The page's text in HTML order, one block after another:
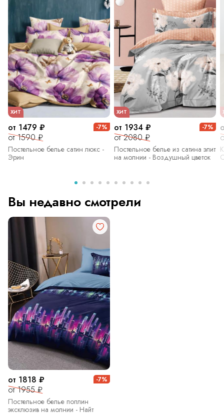
ХИТ
от 1479 ₽
от 1590 ₽
-7%
Постельное белье сатин люкс -
Эрин
ХИТ
от 1934 ₽
от 2080 ₽
-7%
Постельное белье из сатина элит
на молнии - Воздушный цветок
Вы недавно смотрели
от 1818 ₽
от 1955 ₽
-7%
Постельное белье поплин
эксклюзив на молнии - Найт